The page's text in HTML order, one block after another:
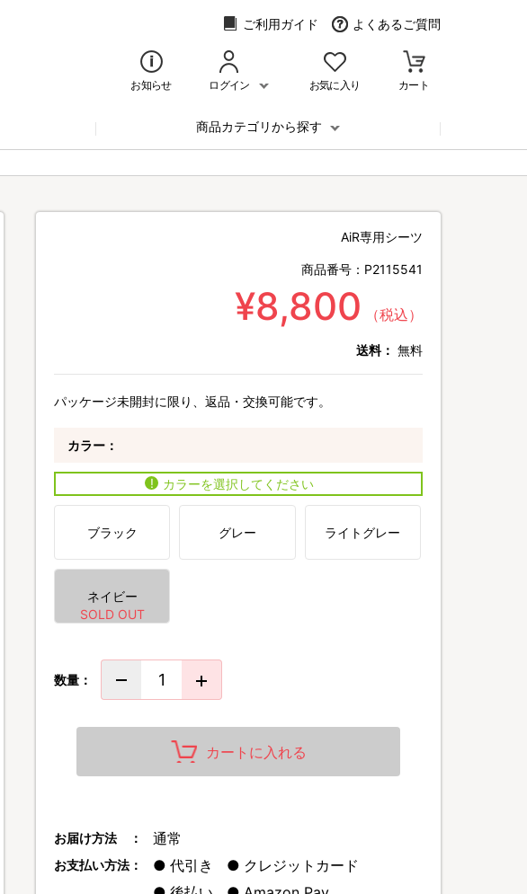
ご利用ガイド よくあるご質問
お知らせ ログイン お気に入り カート
商品カテゴリから探す
AiR専用シーツ
商品番号： P2115541
¥8,800 （税込）
送料： 無料
パッケージ未開封に限り、返品・交換可能です。
カラー：
カラーを選択してください
ブラック グレー ライトグレー
ネイビー
数量：
カートに入れる
お届け方法 ： 通常
お支払い方法： 代引き
クレジットカード